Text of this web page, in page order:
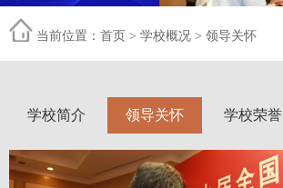
当前位置： 首页 > 学校概况 > 领导关怀
学校简介 领导关怀 学校荣誉